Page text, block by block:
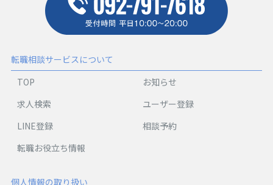
転職相談サービスについて
TOP
お知らせ
求人検索
ユーザー登録
LINE登録
相談予約
転職お役立ち情報
個人情報の取り扱い